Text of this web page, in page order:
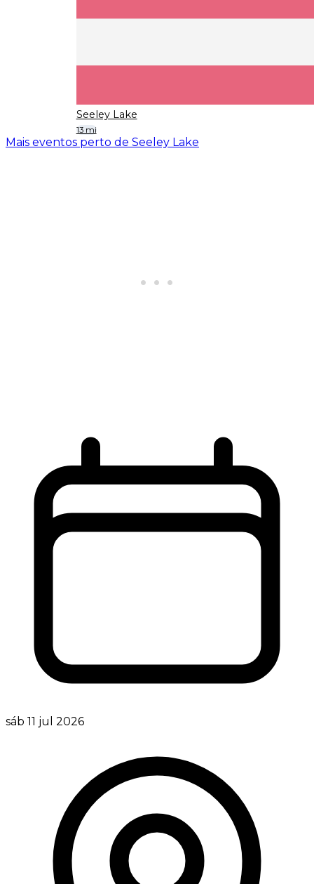
Seeley Lake
13 mi
Mais eventos perto de Seeley Lake
sáb 11 jul 2026